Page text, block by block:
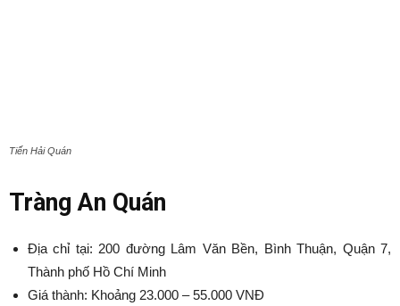
Tiến Hải Quán
Tràng An Quán
Địa chỉ tại: 200 đường Lâm Văn Bền, Bình Thuận, Quận 7,
Thành phố Hồ Chí Minh
Giá thành: Khoảng 23.000 – 55.000 VNĐ